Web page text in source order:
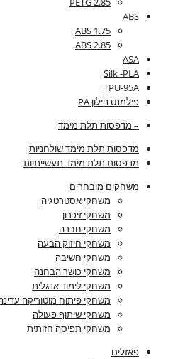
ABS
ABS 1.75
ABS 2.85
ASA
Silk -PLA
TPU-95A
פילמנט ניילון PA
– מדפסות תלת מימד
מדפסות תלת מימד שולחניות
מדפסות תלת מימד תעשייתיות
משחקים מובחרים
משחקי אסטרטגיה
משחקי זיכרון
משחקי חברה
משחקי חיזוק הבעה
משחקי חשיבה
משחקי כושר הבחנה
משחקי לימוד אנגלית
משחקי פיתוח מוטוריקה
משחקי שיתוף פעולה
משחקי תפיסה חזותית
פאזלים